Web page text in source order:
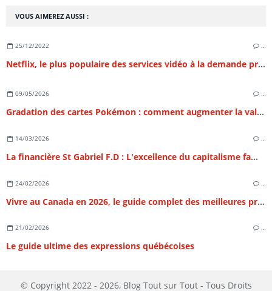
VOUS AIMEREZ AUSSI :
25/12/2022 …
Netflix, le plus populaire des services vidéo à la demande propose des cours de sport
09/05/2026 …
Gradation des cartes Pokémon : comment augmenter la valeur de sa collection ?
14/03/2026 …
La financière St Gabriel F.D : L'excellence du capitalisme familial et l'art de la structuration patrimoniale
24/02/2026 …
Vivre au Canada en 2026, le guide complet des meilleures provinces
21/02/2026 …
Le guide ultime des expressions québécoises
© Copyright 2022 - 2026, Blog Tout sur Tout - Tous Droits